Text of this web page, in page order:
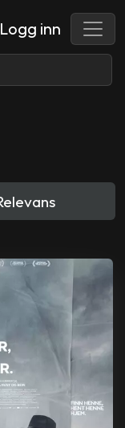
Logg inn